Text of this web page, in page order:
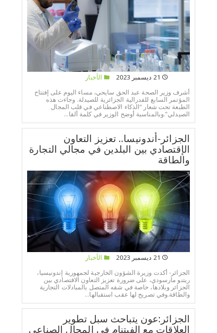
الأخبار
أشرف وزير الصحة عبد الحق سايحي، مساء اليوم على إفتتاح
المؤتمر السابع للفدرالية الجزائرية للصيدلة. وجاءت هذه
الطبعة تحت شعار “الذكاء الاصطناعي في قلب المجال
الصيدلي”.وبالمناسبة أوضح الوزير في كلمة ألقا...
الجزائر-أندونيسا.. تعزيز التعاون
الإقتصادي بين البلدين في مجالي التجارة
والطاقة
الأخبار
الجزائر- أكدت وزيرة الشؤون الخارجية لجمهورية إندونيسيا،
ريتنو مارسودي، على ضرورة تعزيز التعاون الاقتصادي بين
الجزائر وبلادها، خاصة في شقه المتصل بالمبادلات التجارية
والطاقة.وفي تصريح لها عقب استقبالها...
الجزائر:عون يتباحث سبل تطوير
العلاقات مع الفيتنام في المجال الصناعي